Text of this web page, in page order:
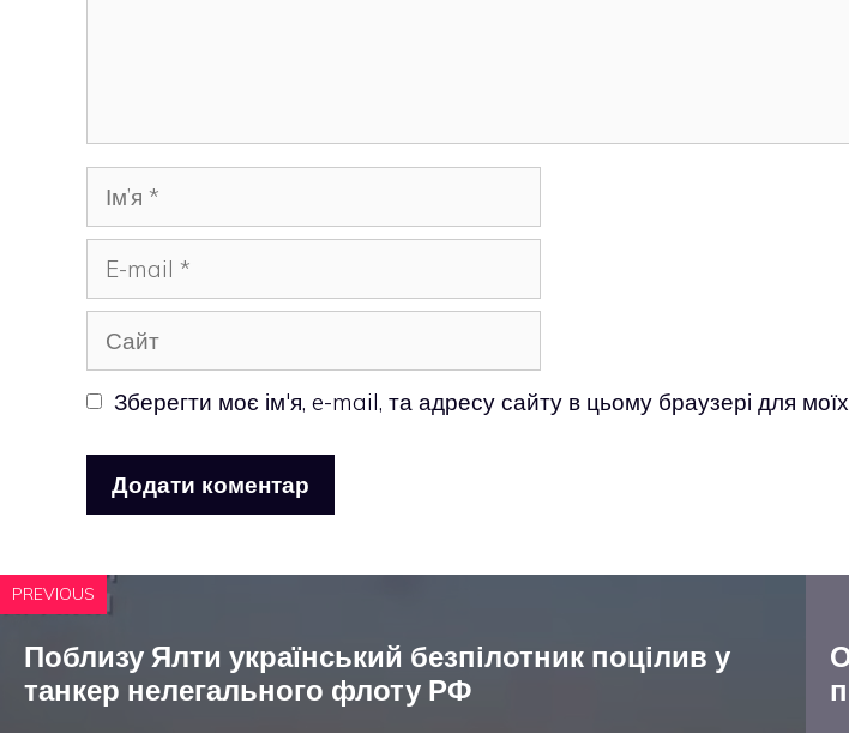
Ім’я
mail
Сайт
Зберегти моє ім'я, e-mail, та адресу сайту в цьому браузері для
PREVIOUS
Поблизу Ялти український безпілотник поцілив у
танкер нелегального флоту РФ